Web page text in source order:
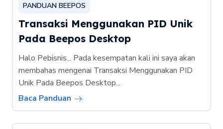
PANDUAN BEEPOS
Transaksi Menggunakan PID Unik
Pada Beepos Desktop
Halo Pebisnis... Pada kesempatan kali ini saya akan
membahas mengenai Transaksi Menggunakan PID
Unik Pada Beepos Desktop...
Baca Panduan